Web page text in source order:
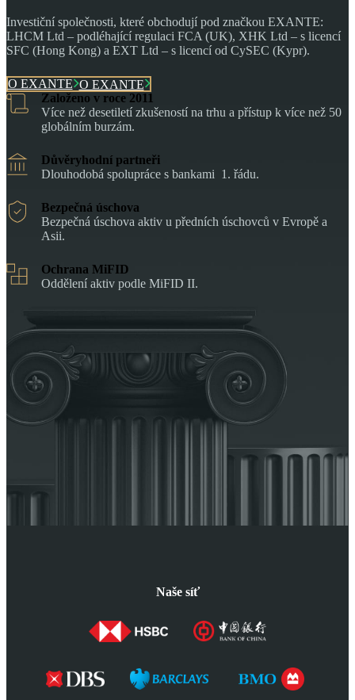
Investiční společnosti, které obchodují pod značkou EXANTE:
LHCM Ltd – podléhající regulaci FCA (UK), XHK Ltd – s licencí
SFC (Hong Kong) a EXT Ltd – s licencí od CySEC (Kypr).
O EXANTE O EXANTE
Založeno v roce 2011
Více než desetiletí zkušeností na trhu a přístup k více než 50
globálním burzám.
Důvěryhodní partneři
Dlouhodobá spolupráce s bankami 1. řádu.
Bezpečná úschova
Bezpečná úschova aktiv u předních úschovců v Evropě a
Asii.
Ochrana MiFID
Oddělení aktiv podle MiFID II.
Naše síť